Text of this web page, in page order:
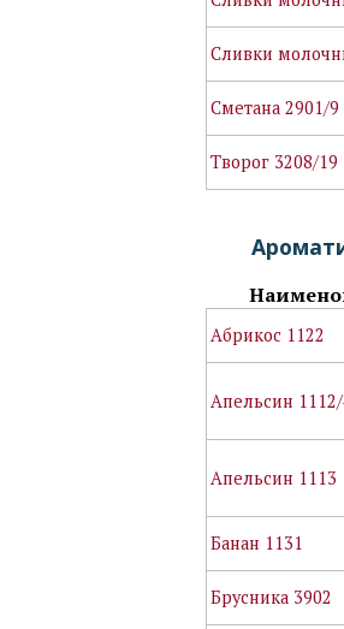
Сливки
Сметана 2901/9
Творог 3208/19
Абрикос 1122
Апельсин
Апельсин 1113
Банан 1131
Брусника 3902